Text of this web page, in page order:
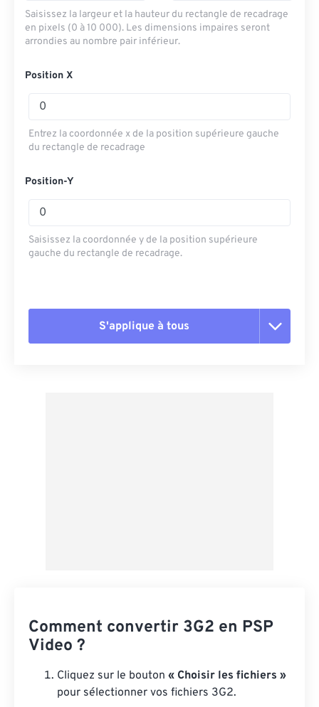
Saisissez la largeur et la hauteur du rectangle de recadrage
en pixels (0 à 10 000). Les dimensions impaires seront
arrondies au nombre pair inférieur.
Position X
Entrez la coordonnée x de la position supérieure gauche
du rectangle de recadrage
Position-Y
Saisissez la coordonnée y de la position supérieure
gauche du rectangle de recadrage.
S'applique à tous
Comment convertir 3G2 en PSP
Video ?
Cliquez sur le bouton « Choisir les fichiers »
pour sélectionner vos fichiers 3G2.